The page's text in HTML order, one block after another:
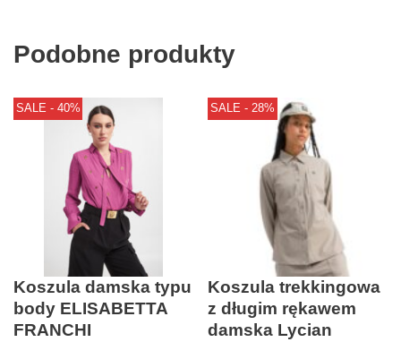
Podobne produkty
SALE - 40%
Koszula damska typu
body ELISABETTA
FRANCHI
SALE - 28%
Koszula trekkingowa
z długim rękawem
damska Lycian